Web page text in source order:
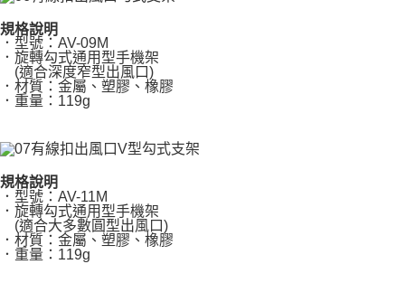
規格說明
．型號：AV-09M
．旋轉勾式通用型手機架
(適合深度窄型出風口)
．材質：金屬、塑膠、橡膠
．重量：119g
規格說明
．型號：AV-11M
．旋轉勾式通用型手機架
(適合大多數圓型出風口)
．材質：金屬、塑膠、橡膠
．重量：119g